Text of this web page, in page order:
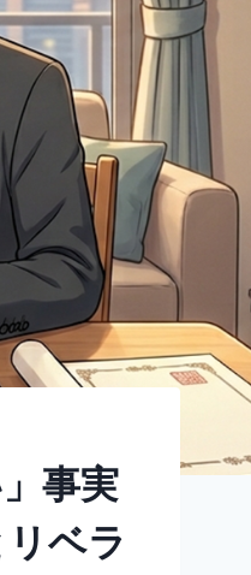
事実
ベラ